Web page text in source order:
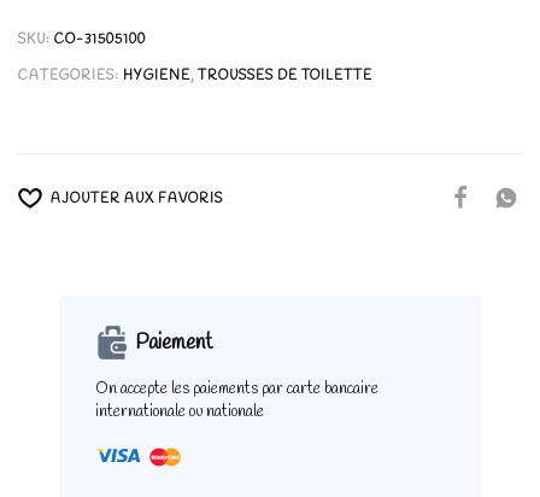
SKU: CO-31505100
CATEGORIES: HYGIENE,TROUSSES DE TOILETTE
AJOUTER AUX FAVORIS
Paiement
On accepte les paiements par carte bancaire
internationale ou nationale